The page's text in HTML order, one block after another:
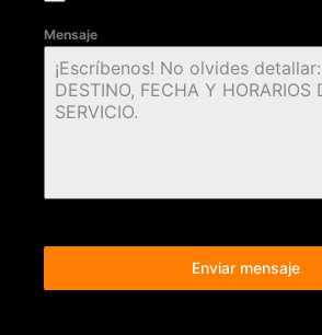
Mensaje
Enviar mensaje